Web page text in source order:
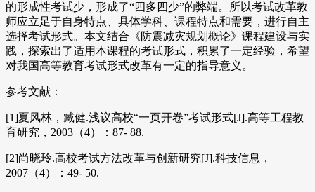
的形成性考试少，形成了“四多四少”的弊端。所以考试改革教
师应立足于自身特点、具体学科、课程特点和需要，进行自主
选择考试形式。本文结合《防震减灾规划概论》课程建设与实
践，探索出了适用本课程的考试形式，积累了一定经验，希望
对我国高等教育考试形式改革有一定的指导意义。
参考文献：
[1]夏风林，臧健.浅议高校“一页开卷”考试形式[J].高等工程教
育研究，2003（4）：87- 88.
[2]尚晓玲.高校考试方法改革与创新研究[J].科技信息，
2007（4）：49- 50.